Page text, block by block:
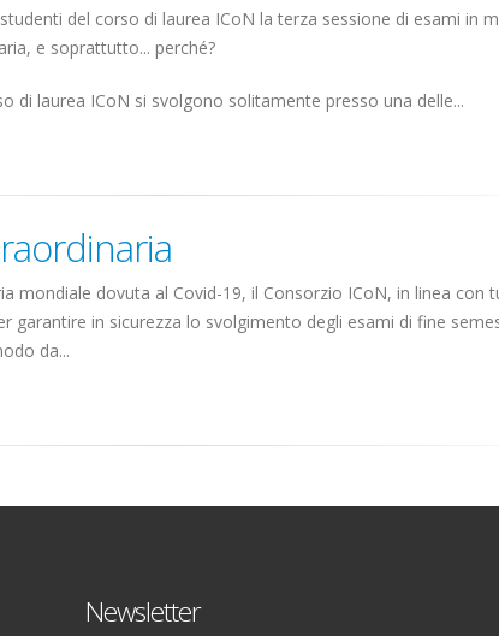
del corso di laurea ICoN la terza sessione di esami in
e soprattutto... perché?
di laurea ICoN si svolgono solitamente presso una delle...
mondiale dovuta al Covid-19, il Consorzio ICoN, in linea con
garantire in sicurezza lo svolgimento degli esami di fine
da...
Newsletter